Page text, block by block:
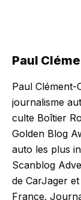
Paul
Paul
journalisme
culte Boîtier
Golden Blog
auto les plus
Scanblog
de CarJager
France.